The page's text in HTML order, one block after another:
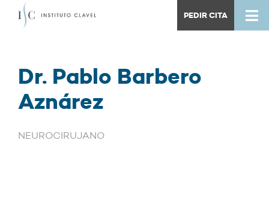
PEDIR CITA
Dr. Pablo Barbero
Aznárez
NEUROCIRUJANO